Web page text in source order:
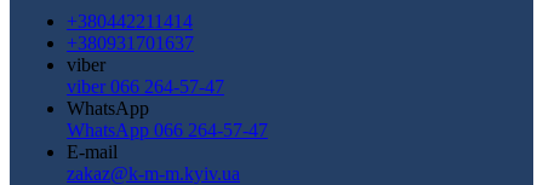
+380442211414
+380931701637
viber
viber 066 264-57-47
WhatsApp
WhatsApp 066 264-57-47
E-mail
zakaz@k-m-m.kyiv.ua